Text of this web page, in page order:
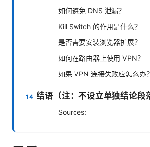
如何避免 DNS 泄漏？
Kill Switch 的作用是什么？
是否需要安装浏览器扩展？
如何在路由器上使用 VPN？
如果 VPN 连接失败应怎么办？
结语（注：不设立单独结论段
Sources: